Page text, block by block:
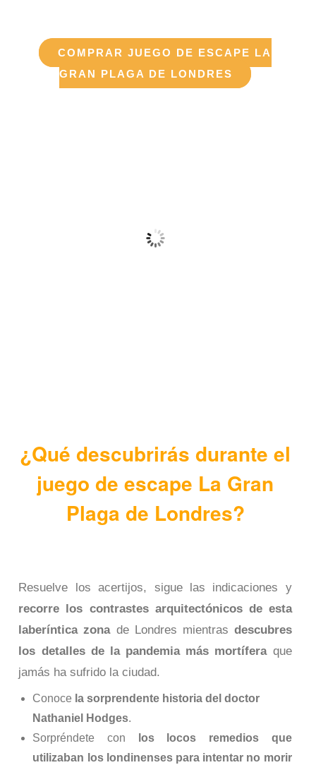
COMPRAR JUEGO DE ESCAPE LA
GRAN PLAGA DE LONDRES
¿Qué descubrirás durante el
juego de escape La Gran
Plaga de Londres?
Resuelve los acertijos, sigue las indicaciones y
recorre los contrastes arquitectónicos de esta
laberíntica zonade Londres mientras descubres
los detalles de la pandemia más mortíferaque
jamás ha sufrido la ciudad.
Conoce la sorprendente historia del doctor
Nathaniel Hodges.
Sorpréndete con
los locos remedios que
utilizaban los londinenses para intentar no morir